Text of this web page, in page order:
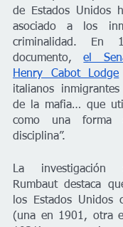
de Estados Unidos
asociado a los
criminalidad. En
documento, el
Henry Cabot Lodge
italianos
de la mafia… que
como una forma
disciplina”.
La investigación
Rumbaut destaca
los Estados Unidos
(una en 1901, otra